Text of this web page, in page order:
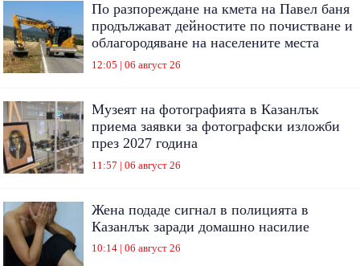
По разпореждане на кмета на Павел баня
продължават дейностите по почистване и
облагородяване на населените места
12:05 | 06 август 26
Музеят на фотографията в Казанлък
приема заявки за фотографски изложби
през 2027 година
11:57 | 06 август 26
Жена подаде сигнал в полицията в
Казанлък заради домашно насилие
10:14 | 06 август 26